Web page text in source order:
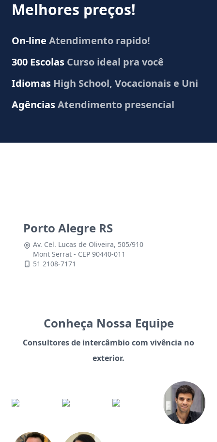
Melhores preços!
On-line Atendimento rapido!
300 Escolas Curso ideal pra você
Idiomas High School, Vocacionais e Uni
AgênciasAtendimento presencial
Porto Alegre RS
Av. Cel. Lucas de Oliveira, 505/910
Mont Serrat - CEP 90440-011
51 2108-7171
Conheça Nossa Equipe
Consultores de intercâmbio com vivência no
exterior.